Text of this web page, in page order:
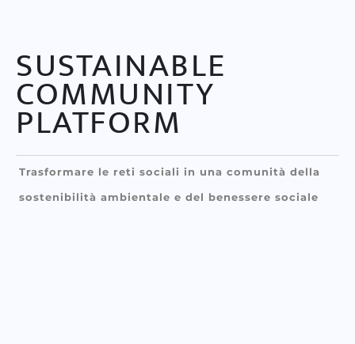
SUSTAINABLE
COMMUNITY
PLATFORM
Trasformare le reti sociali in una comunità della
sostenibilità ambientale e del benessere sociale